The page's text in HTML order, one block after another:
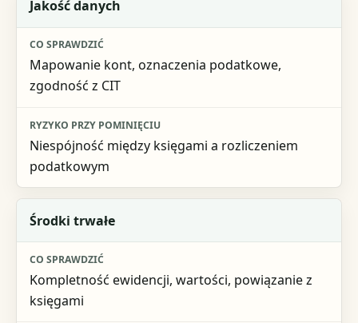
Jakość danych
Mapowanie kont, oznaczenia podatkowe,
zgodność z CIT
Niespójność między księgami a rozliczeniem
podatkowym
Środki trwałe
Kompletność ewidencji, wartości, powiązanie z
księgami